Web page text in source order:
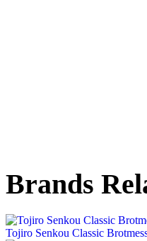
Brands
Tojiro Senkou Classic